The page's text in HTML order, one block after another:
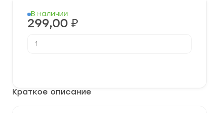
Краткое описание
В наличии
299,00 ₽
товара
Кировской